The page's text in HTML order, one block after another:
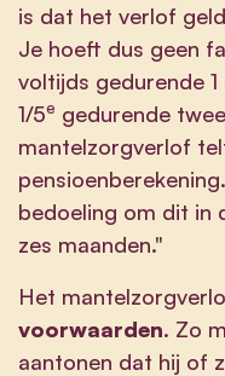
is dat het verlof
Je hoeft dus geen
voltijds gedurende
1/5e gedurende
mantelzorgverlof
bedoeling om dit in
zes maanden."
Het
voorwaarden. Zo
aantonen dat hij of